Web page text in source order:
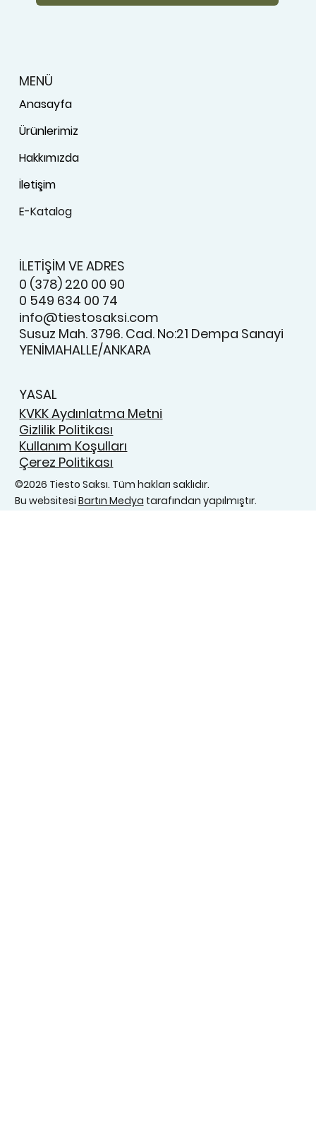
MENÜ
Anasayfa
Ürünlerimiz
Hakkımızda
İletişim
E-Katalog
İLETİŞİM VE ADRES
0 (378) 220 00 90
0 549 634 00 74
info@tiestosaksi.com
Susuz Mah. 3796. Cad. No:21 Dempa Sanayi
YENİMAHALLE/ANKARA
YASAL
KVKK Aydınlatma Metni
Gizlilik Politikası
Kullanım Koşulları
Çerez Politikası
©2026 Tiesto Saksı. Tüm hakları saklıdır.
Bu websitesi Bartın Medya tarafından yapılmıştır.